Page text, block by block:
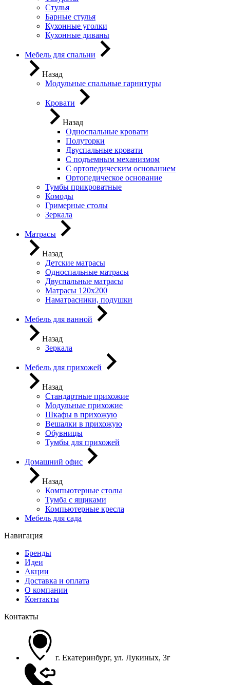
Стулья
Барные стулья
Кухонные уголки
Кухонные диваны
Мебель для спальни
Назад
Модульные спальные гарнитуры
Кровати
Назад
Односпальные кровати
Полуторки
Двуспальные кровати
С подъемным механизмом
С ортопедическим основанием
Ортопедическое основание
Тумбы прикроватные
Комоды
Гримерные столы
Зеркала
Матрасы
Назад
Детские матрасы
Односпальные матрасы
Двуспальные матрасы
Матрасы 120х200
Наматрасники, подушки
Мебель для ванной
Назад
Зеркала
Мебель для прихожей
Назад
Стандартные прихожие
Модульные прихожие
Шкафы в прихожую
Вешалки в прихожую
Обувницы
Тумбы для прихожей
Домашний офис
Назад
Компьютерные столы
Тумба с ящиками
Компьютерные кресла
Мебель для сада
Навигация
Бренды
Идеи
Акции
Доставка и оплата
О компании
Контакты
Контакты
г. Екатеринбург, ул. Лукиных, 3г